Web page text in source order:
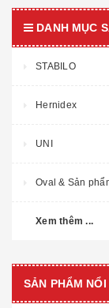
DANH MỤC
STABILO
Hernidex
UNI
Oval & Sản
Xem thêm ...
SẢN PHẨM